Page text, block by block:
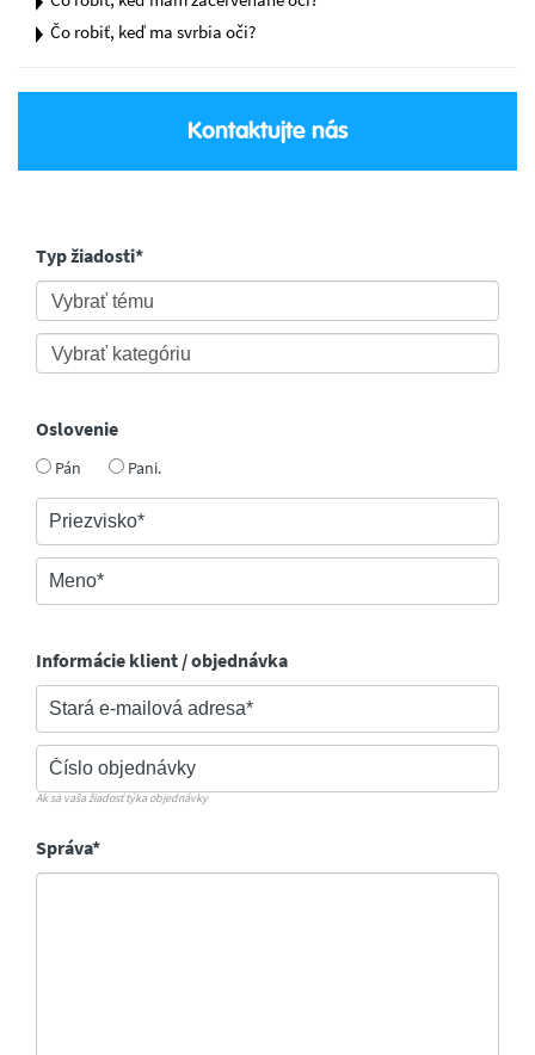
Čo robiť, keď ma svrbia oči?
Kontaktujte nás
Typ žiadosti*
Oslovenie
Pán Pani.
Informácie klient / objednávka
Ak sa vaša žiadosť týka objednávky
Správa*